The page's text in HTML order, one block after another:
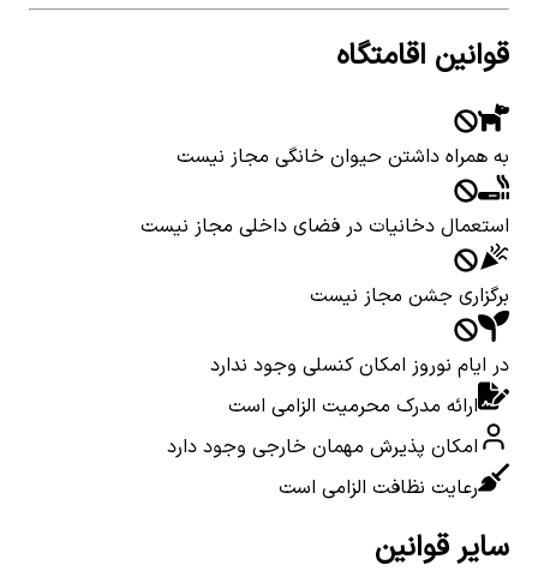
قوانین اقامتگاه
به همراه داشتن حیوان خانگی مجاز نیست
استعمال دخانیات در فضای داخلی مجاز نیست
برگزاری جشن مجاز نیست
در ایام نوروز امکان کنسلی وجود ندارد
ارائه مدرک محرمیت الزامی است
امکان پذیرش مهمان خارجی وجود دارد
رعایت نظافت الزامی است
سایر قوانین